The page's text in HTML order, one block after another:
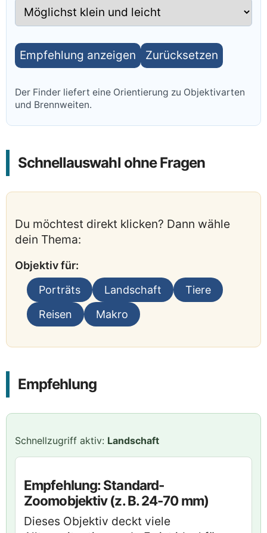
Empfehlung anzeigen Zurücksetzen
Der Finder liefert eine Orientierung zu Objektivarten
und Brennweiten.
Schnellauswahl ohne Fragen
Du möchtest direkt klicken? Dann wähle
dein Thema:
Objektiv für:
Porträts
Landschaft
Tiere
Reisen
Makro
Empfehlung
Schnellzugriff aktiv: Landschaft
Empfehlung: Standard-
Zoomobjektiv (z. B. 24-70 mm)
Dieses Objektiv deckt viele